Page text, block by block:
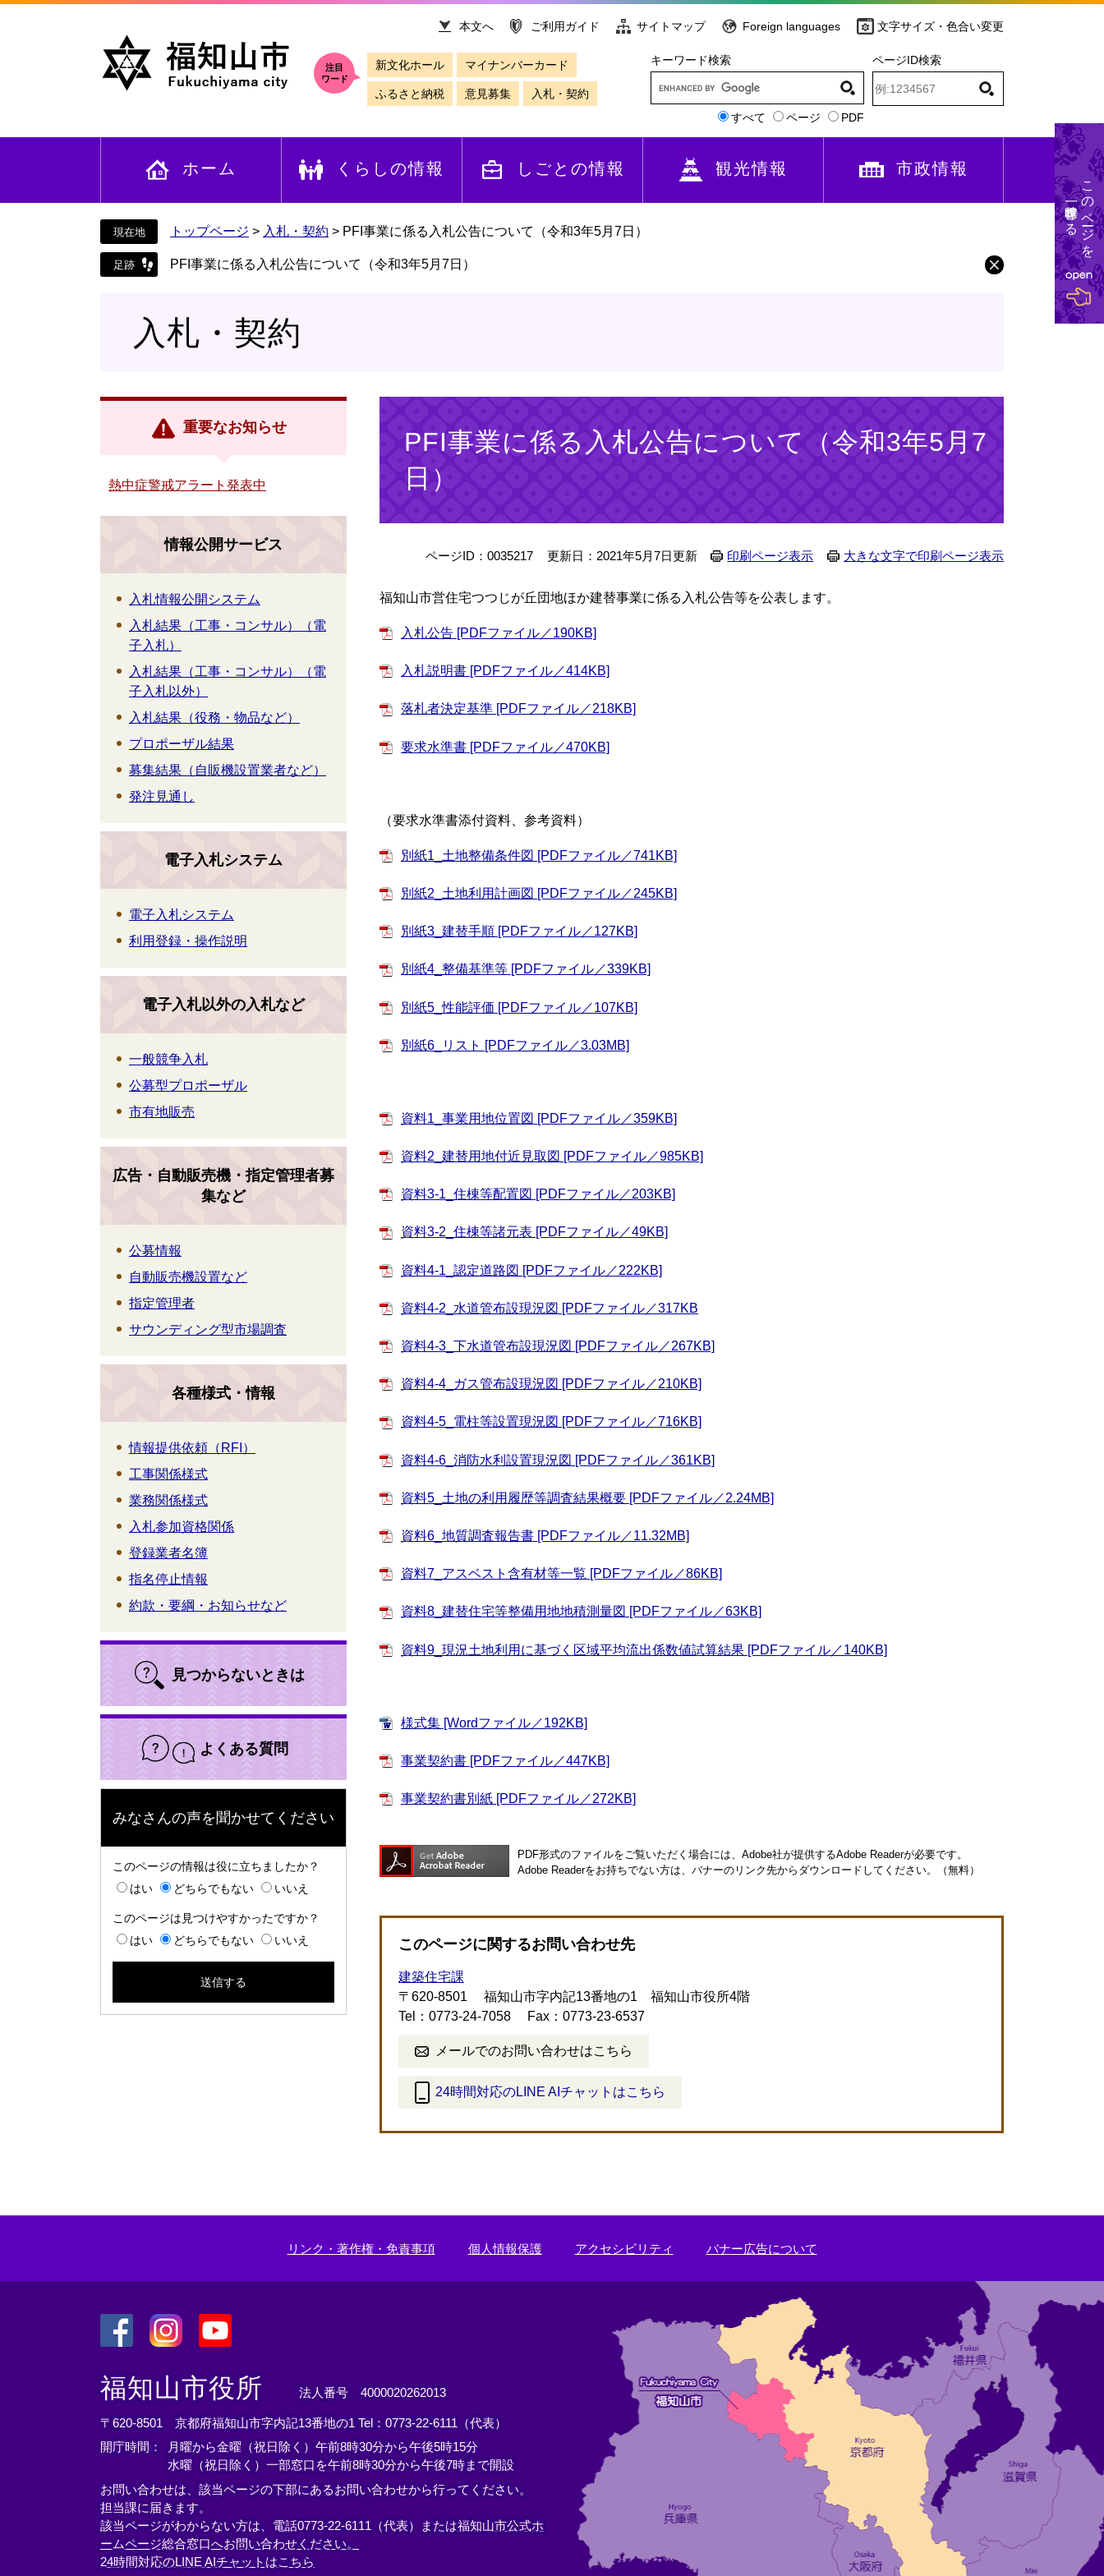
文
本文へ ご利用ガイド サイトマップ Foreign languages 文字サイズ・色合い変更
注目
ワード
新文化ホール マイナンバーカード
ふるさと納税 意見募集 入札・契約
キーワード検索
すべて ページ PDF
ページID検索
ホーム くらしの情報 しごとの情報 観光情報 市政情報
トップページ > 入札・契約 > PFI事業に係る入札公告について（令和3年5月7日）
PFI事業に係る入札公告について（令和3年5月7日）
入札・契約
PFI事業に係る入札公告について（令和3年5月7
日）
ページID：0035217 更新日：2021年5月7日更新 印刷ページ表示 大きな文字で印刷ページ表示
福知山市営住宅つつじが丘団地ほか建替事業に係る入札公告等を公表します。
入札公告 [PDFファイル／190KB]
入札説明書 [PDFファイル／414KB]
落札者決定基準 [PDFファイル／218KB]
要求水準書 [PDFファイル／470KB]
（要求水準書添付資料、参考資料）
別紙1_土地整備条件図 [PDFファイル／741KB]
別紙2_土地利用計画図 [PDFファイル／245KB]
別紙3_建替手順 [PDFファイル／127KB]
別紙4_整備基準等 [PDFファイル／339KB]
別紙5_性能評価 [PDFファイル／107KB]
別紙6_リスト [PDFファイル／3.03MB]
資料1_事業用地位置図 [PDFファイル／359KB]
資料2_建替用地付近見取図 [PDFファイル／985KB]
資料3‐1_住棟等配置図 [PDFファイル／203KB]
資料3‐2_住棟等諸元表 [PDFファイル／49KB]
資料4‐1_認定道路図 [PDFファイル／222KB]
資料4‐2_水道管布設現況図 [PDFファイル／317KB
資料4‐3_下水道管布設現況図 [PDFファイル／267KB]
資料4‐4_ガス管布設現況図 [PDFファイル／210KB]
資料4‐5_電柱等設置現況図 [PDFファイル／716KB]
資料4‐6_消防水利設置現況図 [PDFファイル／361KB]
資料5_土地の利用履歴等調査結果概要 [PDFファイル／2.24MB]
資料6_地質調査報告書 [PDFファイル／11.32MB]
資料7_アスベスト含有材等一覧 [PDFファイル／86KB]
資料8_建替住宅等整備用地地積測量図 [PDFファイル／63KB]
資料9_現況土地利用に基づく区域平均流出係数値試算結果 [PDFファイル／140KB]
様式集 [Wordファイル／192KB]
事業契約書 [PDFファイル／447KB]
事業契約書別紙 [PDFファイル／272KB]
PDF形式のファイルをご覧いただく場合には、Adobe社が提供するAdobe Readerが必要です。
Adobe Readerをお持ちでない方は、バナーのリンク先からダウンロードしてください。（無料）
このページに関するお問い合わせ先
建築住宅課
〒620-8501
福知山市字内記13番地の1 福知山市役所4階
Tel：0773-24-7058
Fax：0773-23-6537
メールでのお問い合わせはこちら
24時間対応のLINE AIチャットはこちら
外
ク
重要なお知らせ
熱中症警戒アラート発表中
情報公開サービス
入札情報公開システム
入札結果（工事・コンサル）（電
子入札）
入札結果（工事・コンサル）（電
子入札以外）
入札結果（役務・物品など）
プロポーザル結果
募集結果（自販機設置業者など）
発注見通し
電子入札システム
電子入札システム
利用登録・操作説明
電子入札以外の入札など
一般競争入札
公募型プロポーザル
市有地販売
広告・自動販売機・指定管理者募
集など
公募情報
自動販売機設置など
指定管理者
サウンディング型市場調査
各種様式・情報
情報提供依頼（RFI）
工事関係様式
業務関係様式
入札参加資格関係
登録業者名簿
指名停止情報
約款・要綱・お知らせなど
見つからないときは
よくある質問
みなさんの声を聞かせてください
このページの情報は役に立ちましたか？
はい
どちらでもない いいえ
このページは見つけやすかったですか？
はい
どちらでもない いいえ
リンク・著作権・免責事項 個人情報保護 アクセシビリティ バナー広告について
外
部
リ
ン
ク
外
部
リ
ン
ク
外
部
リ
ン
ク
＞
福知山市役所 法人番号 4000020262013
〒620-8501 京都府福知山市字内記13番地の1 Tel：0773-22-6111（代表）
開庁時間： 月曜から金曜（祝日除く）午前8時30分から午後5時15分
水曜（祝日除く）一部窓口を午前8時30分から午後7時まで開設
お問い合わせは、該当ページの下部にあるお問い合わせから行ってください。
担当課に届きます。
該当ページがわからない方は、電話0773-22-6111（代表）または福知山市公式ホ
ームページ総合窓口へお問い合わせください。
24時間対応のLINE AIチャットはこちら
このページを
一時保存する